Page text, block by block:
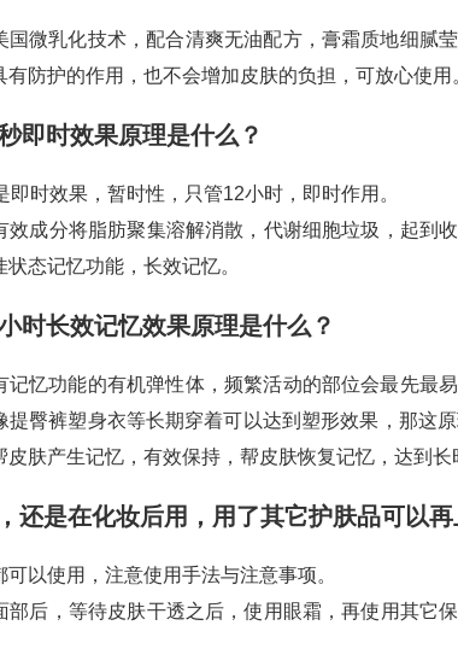
国微乳化技术，配合清爽无油配方，膏霜质地细腻
防护的作用，也不会增加皮肤的负担，可放心使用
即时效果原理是什么？
即时效果，暂时性，只管12小时，即时作用。
效成分将脂肪聚集溶解消散，代谢细胞垃圾，起到
状态记忆功能，长效记忆。
时长效记忆效果原理是什么？
记忆功能的有机弹性体，频繁活动的部位会最先最
提臀裤塑身衣等长期穿着可以达到塑形效果，那这
皮肤产生记忆，有效保持，帮皮肤恢复记忆，达到长
还是在化妆后用，用了其它护肤品可以
可以使用，注意使用手法与注意事项。
部后，等待皮肤干透之后，使用眼霜，再使用其它